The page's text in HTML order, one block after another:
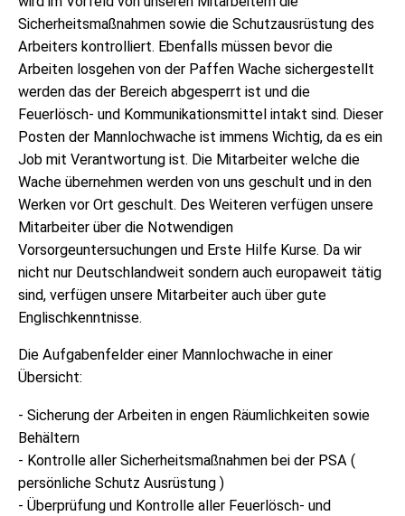
Sicherheitsmaßnahmen sowie die Schutzausrüstung des
Arbeiters kontrolliert. Ebenfalls müssen bevor die
Arbeiten losgehen von der Paffen Wache sichergestellt
werden das der Bereich abgesperrt ist und die
Feuerlösch- und Kommunikationsmittel intakt sind. Dieser
Posten der Mannlochwache ist immens Wichtig, da es ein
Job mit Verantwortung ist. Die Mitarbeiter welche die
Wache übernehmen werden von uns geschult und in den
Werken vor Ort geschult. Des Weiteren verfügen unsere
Mitarbeiter über die Notwendigen
Vorsorgeuntersuchungen und Erste Hilfe Kurse. Da wir
nicht nur Deutschlandweit sondern auch europaweit tätig
sind, verfügen unsere Mitarbeiter auch über gute
Englischkenntnisse.
Die Aufgabenfelder einer Mannlochwache in einer
Übersicht:
- Sicherung der Arbeiten in engen Räumlichkeiten sowie
Behältern
- Kontrolle aller Sicherheitsmaßnahmen bei der PSA (
persönliche Schutz Ausrüstung )
- Überprüfung und Kontrolle aller Feuerlösch- und